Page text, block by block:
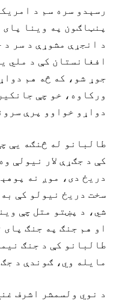
رسېدو سره سم د
پنټاګون په وينا
د انجړې مشوړې د سر د
افغانستان کې د ملي
جوړ شو، که څه هم
ورکاوه، خو چې
دواړو خواوو پرې
طالبانو له څنګه يې
کې د جګړې لار نيولې
دريځ دی، موږ نه
سخت دريځ نيولو کې
شي، د پښتو متل چې
او هم جنګ په جنګ پای
طالبانو کې د جنګ
مايله وي، ګوندې د
د نوي ولسمشر اشرف